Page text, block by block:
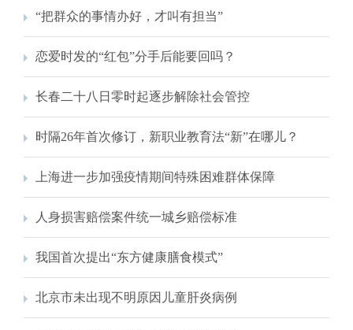
“把群众的事情办好，才叫有担当”
恋爱时发的“红包”分手后能要回吗？
长春二十八日零时起逐步解除社会管控
时隔26年首次修订，新职业教育法“新”在哪儿？
上海进一步加强疫情期间特殊困难群体保障
人身损害赔偿案件统一城乡赔偿标准
我国首次提出“东方健康膳食模式”
北京市未出现不明原因儿童肝炎病例